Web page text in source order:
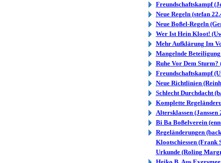
Freundschaftskampf
Neue Regeln (stefan
Neue Boßel-Regeln
Wer Ist Hein Kloot!
Mehr Aufklärung Im
Mangelnde
Ruhe Vor Dem Sturm?
Freundschaftskampf
Neue Richtlinien
Schlecht Durchdacht
Komplette
Altersklassen (Janssen
Bi Ba Boßelverein
Regeländerungen
Klootschiessen (Frank
Urkunde (Roling